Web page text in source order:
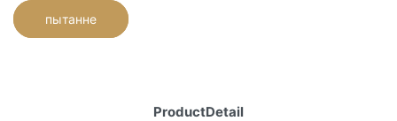
пытанне
ProductDetail